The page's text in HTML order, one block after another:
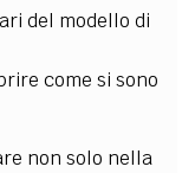
del modello di
come si sono
non solo nella